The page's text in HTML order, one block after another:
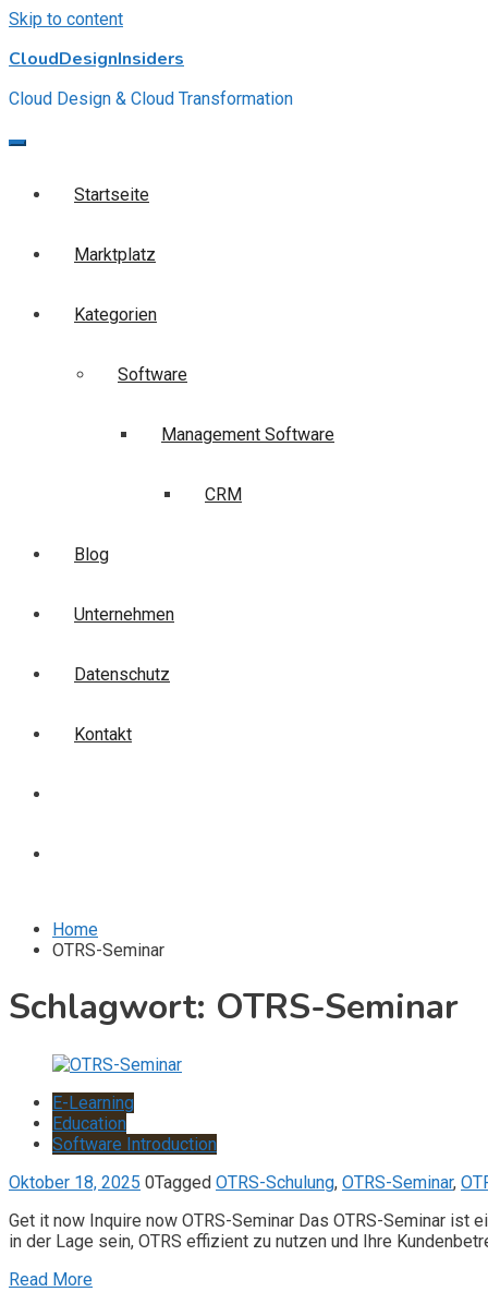
Skip to content
CloudDesignInsiders
Cloud Design & Cloud Transformation
Startseite
Marktplatz
Kategorien
Software
Management Software
CRM
Blog
Unternehmen
Datenschutz
Kontakt
Home
OTRS-Seminar
Schlagwort: OTRS-Seminar
E-Learning
Education
Software Introduction
Oktober 18, 2025 0Tagged OTRS-Schulung, OTRS-Seminar,
Get it now Inquire now OTRS-Seminar Das OTRS-Seminar
in der Lage sein, OTRS effizient zu nutzen und Ihre
Read More